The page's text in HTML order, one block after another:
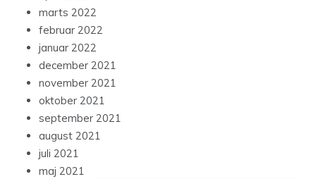
marts 2022
februar 2022
januar 2022
december 2021
november 2021
oktober 2021
september 2021
august 2021
juli 2021
maj 2021